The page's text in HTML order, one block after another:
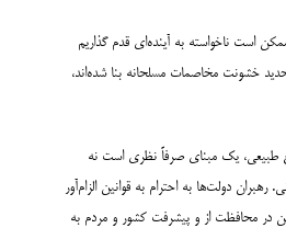
است ناخواسته به آینده‌­ای قدم گذاریم
خشونت مخاصمات مسلحانه بنا شده­‌اند،
طبیعی، یک مبنای صرفاً نظری است نه
دولت‌ها به احترام به قوانین الزام‌آور
در محافظت از و پیشرفت کشور و مردم به